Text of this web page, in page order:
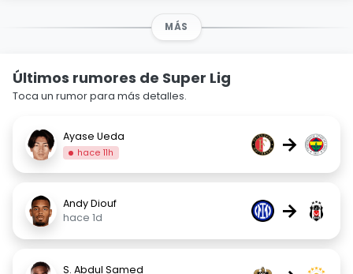
MÁS
Últimos rumores de Super Lig
Toca un rumor para más detalles.
Ayase Ueda
hace 11h →
Andy Diouf
hace 1d
→
S. Abdul Samed